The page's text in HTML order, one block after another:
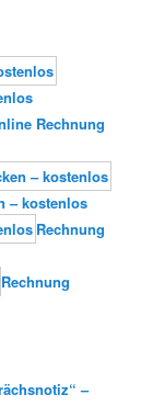
Rechnung
– kostenlos
Rechnung
Rechnung
–